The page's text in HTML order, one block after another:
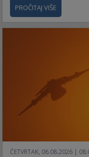
PROČITAJ VIŠE
ČETVRTAK, 06.08.2026 |